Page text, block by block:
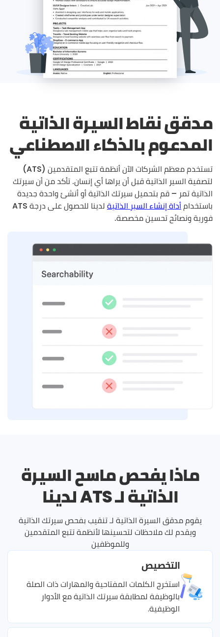
مدقق نقاط السيرة الذاتية
المدعوم بالذكاء الاصطناعي
تستخدم معظم الشركات الآن أنظمة تتبع المتقدمين (ATS)
لتصفية السير الذاتية قبل أن يراها أي إنسان. تأكد من أن سيرتك
الذاتية تمر – قم بتحميل سيرتك الذاتية أو أنشئ واحدة جديدة
باستخدام أداة إنشاء السير الذاتية
لدينا للحصول على درجة ATS
فورية ونصائح تحسين مخصصة.
ماذا يفحص ماسح السيرة
الذاتية لـ ATS لدينا
يقوم مدقق السيرة الذاتية لـ تنقيب بفحص سيرتك الذاتية
ويقدم لك ملاحظات لتحسينها لأنظمة تتبع المتقدمين
وللموظفين
التخصيص
استخرج الكلمات المفتاحية والمهارات ذات الصلة
بالوظيفة لمطابقة سيرتك الذاتية مع الأدوار
الوظيفية.